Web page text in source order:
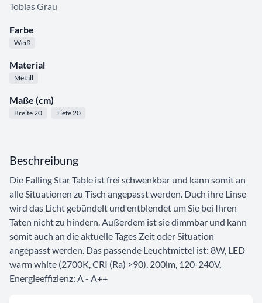
Tobias Grau
Farbe
Weiß
Material
Metall
Maße (cm)
Breite 20 Tiefe 20
Beschreibung
Die Falling Star Table ist frei schwenkbar und kann somit an
alle Situationen zu Tisch angepasst werden. Duch ihre Linse
wird das Licht gebündelt und entblendet um Sie bei Ihren
Taten nicht zu hindern. Außerdem ist sie dimmbar und kann
somit auch an die aktuelle Tages Zeit oder Situation
angepasst werden. Das passende Leuchtmittel ist: 8W, LED
warm white (2700K, CRI (Ra) >90), 200lm, 120-240V,
Energieeffizienz: A - A++